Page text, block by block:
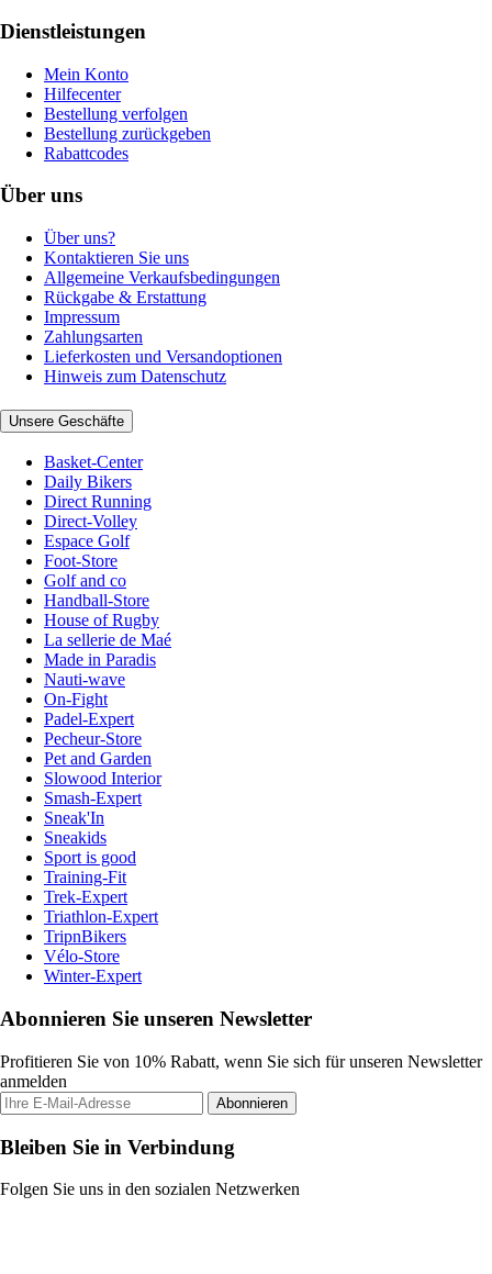
Dienstleistungen
Mein Konto
Hilfecenter
Bestellung verfolgen
Bestellung zurückgeben
Rabattcodes
Über uns
Über uns?
Kontaktieren Sie uns
Allgemeine Verkaufsbedingungen
Rückgabe & Erstattung
Impressum
Zahlungsarten
Lieferkosten und Versandoptionen
Hinweis zum Datenschutz
Unsere Geschäfte
Basket-Center
Daily Bikers
Direct Running
Direct-Volley
Espace Golf
Foot-Store
Golf and co
Handball-Store
House of Rugby
La sellerie de Maé
Made in Paradis
Nauti-wave
On-Fight
Padel-Expert
Pecheur-Store
Pet and Garden
Slowood Interior
Smash-Expert
Sneak'In
Sneakids
Sport is good
Training-Fit
Trek-Expert
Triathlon-Expert
TripnBikers
Vélo-Store
Winter-Expert
Abonnieren Sie unseren Newsletter
Profitieren Sie von 10% Rabatt, wenn Sie sich für unseren Newsletter
anmelden
Abonnieren
Bleiben Sie in Verbindung
Folgen Sie uns in den sozialen Netzwerken